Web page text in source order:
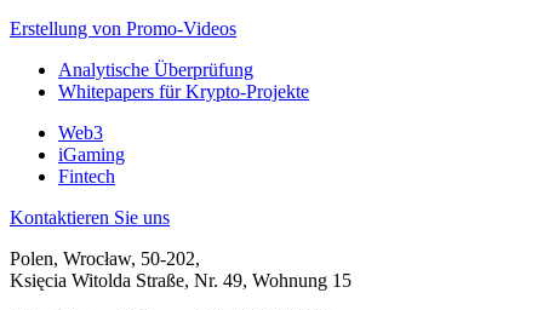
Erstellung von Promo-Videos
Analytische Überprüfung
Whitepapers für Krypto-Projekte
Web3
iGaming
Fintech
Kontaktieren Sie uns
Polen, Wrocław, 50-202,
Księcia Witolda Straße, Nr. 49, Wohnung 15